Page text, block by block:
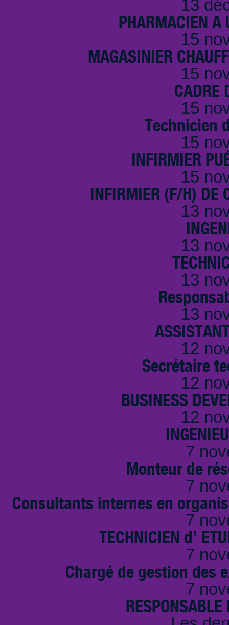
13
PHARMACIEN A
15
MAGASINIER
15
CADRE
15
Technicien
15
INFIRMIER
15
INFIRMIER (F/H) DE
13
13
13
13
12
Secrétaire
12
BUSINESS
12
7
Monteur de
7
Consultants internes en
7
TECHNICIEN d’
7
Chargé de gestion des
7